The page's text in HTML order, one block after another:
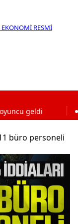
EKONOMİ RESMİ
11:32 Samsun’un
büro personeli